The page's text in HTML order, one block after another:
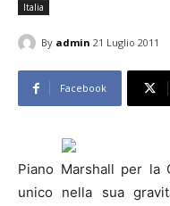
Italia
By admin 21 Luglio 2011
Facebook
Piano Marshall per la
unico nella sua